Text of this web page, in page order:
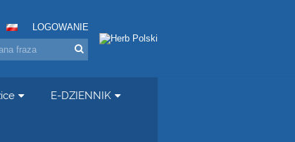
LOGOWANIE
E-DZIENNIK